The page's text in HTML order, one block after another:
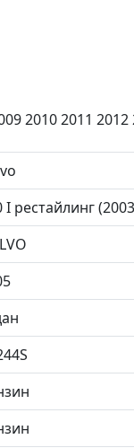
2010 2011 2012
I рестайлинг